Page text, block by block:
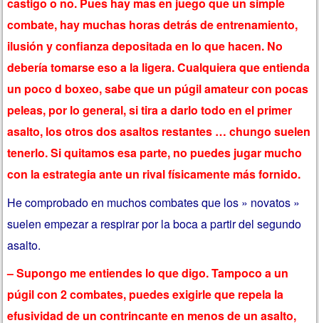
castigo o no. Pues hay mas en juego que un simple
combate, hay muchas horas detrás de entrenamiento,
ilusión y confianza depositada en lo que hacen. No
debería tomarse eso a la ligera. Cualquiera que entienda
un poco d boxeo, sabe que un púgil amateur con pocas
peleas, por lo general, si tira a darlo todo en el primer
asalto, los otros dos asaltos restantes … chungo suelen
tenerlo. Si quitamos esa parte, no puedes jugar mucho
con la estrategia ante un rival físicamente más fornido.
He comprobado en muchos combates que los » novatos »
suelen empezar a respirar por la boca a partir del segundo
asalto.
– Supongo me entiendes lo que digo. Tampoco a un
púgil con 2 combates, puedes exigirle que repela la
efusividad de un contrincante en menos de un asalto,